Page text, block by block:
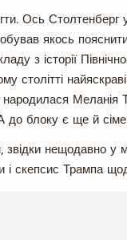
Ось Столтенберг
якось
з історії
столітті
Меланія
блоку є ще й
нещодавно у
і скепсис Трампа